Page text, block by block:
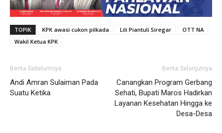
TOPIK KPK awasi cukon pilkada Lili Piantuli Siregar
OTT NA
Wakil Ketua KPK
Berita Sebelumnya
Andi Amran Sulaiman Pada
Suatu Ketika
Berita Selanjutnya
Canangkan Program Gerbang
Sehati, Bupati Maros Hadirkan
Layanan Kesehatan Hingga ke
Desa-Desa